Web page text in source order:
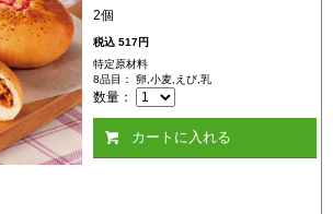
2個
税込517円
特定原材料
8品目： 卵,小麦,えび,乳
数量：
カートに入れる